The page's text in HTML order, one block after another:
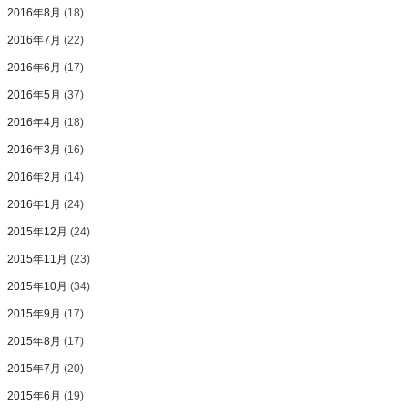
2016年8月 (18)
2016年7月 (22)
2016年6月 (17)
2016年5月 (37)
2016年4月 (18)
2016年3月 (16)
2016年2月 (14)
2016年1月 (24)
2015年12月 (24)
2015年11月 (23)
2015年10月 (34)
2015年9月 (17)
2015年8月 (17)
2015年7月 (20)
2015年6月 (19)